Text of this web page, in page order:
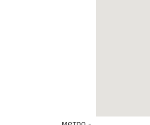
метро -